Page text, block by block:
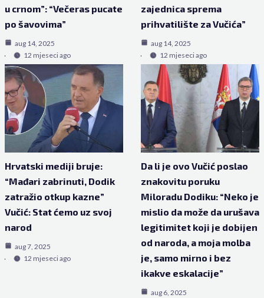
u crnom”: “Večeras pucate
po šavovima”
aug 14, 2025
12 mjeseci ago
zajednica sprema
prihvatilište za Vučića”
aug 14, 2025
12 mjeseci ago
Hrvatski mediji bruje:
“Mađari zabrinuti, Dodik
zatražio otkup kazne”
Vučić: Stat ćemo uz svoj
narod
aug 7, 2025
12 mjeseci ago
Da li je ovo Vučić poslao
znakovitu poruku
Miloradu Dodiku: “Neko je
mislio da može da urušava
legitimitet koji je dobijen
od naroda, a moja molba
je, samo mirno i bez
ikakve eskalacije”
aug 6, 2025